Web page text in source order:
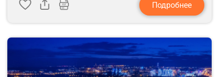
Подробнее